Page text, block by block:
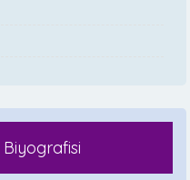
Biyografisi